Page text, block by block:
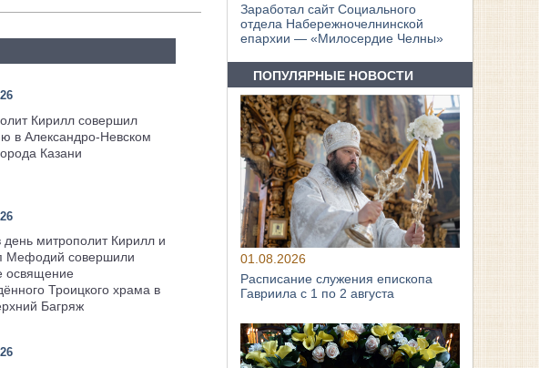
Кирилл совершил
в Александро-Невском
Казани
день митрополит Кирилл и
Мефодий совершили
освящение
Троицкого храма в
Багряж
Заработал сайт Социального
отдела Набережночелнинской
епархии — «Милосердие Челны»
ПОПУЛЯРНЫЕ НОВОСТИ
01.08.2026
Расписание служения епископа
Гавриила с 1 по 2 августа